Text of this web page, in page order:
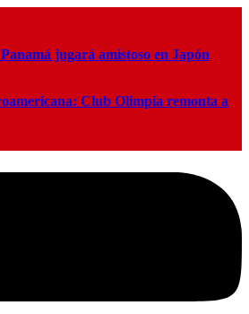
jugará amistoso en Japón
Club Olimpia remonta a